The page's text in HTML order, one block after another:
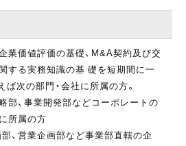
業価値評価の基礎、M&A契約及び交
する実務知識の基 礎を短期間に一
次の部門・会社に所属の方。
部、事業開発部などコーポレートの
所属の方
、営業企画部など事業部直轄の企